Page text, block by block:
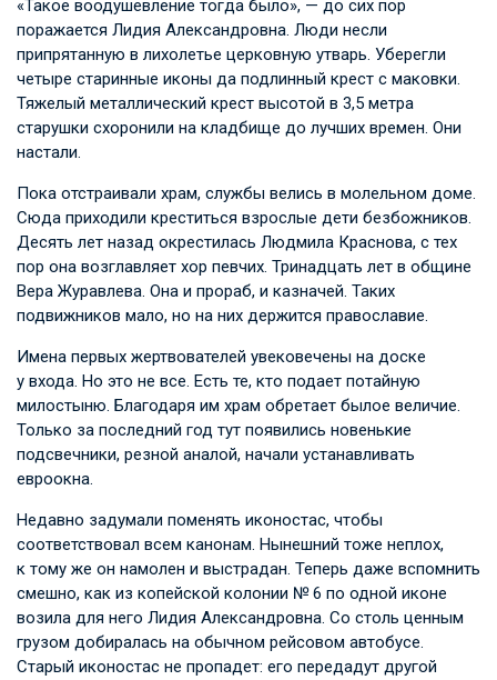
«Такое воодушевление тогда было», — до сих пор
поражается Лидия Александровна. Люди несли
припрятанную в лихолетье церковную утварь. Уберегли
четыре старинные иконы да подлинный крест с маковки.
Тяжелый металлический крест высотой в 3,5 метра
старушки схоронили на кладбище до лучших времен. Они
настали.
Пока отстраивали храм, службы велись в молельном доме.
Сюда приходили креститься взрослые дети безбожников.
Десять лет назад окрестилась Людмила Краснова, с тех
пор она возглавляет хор певчих. Тринадцать лет в общине
Вера Журавлева. Она и прораб, и казначей. Таких
подвижников мало, но на них держится православие.
Имена первых жертвователей увековечены на доске
у входа. Но это не все. Есть те, кто подает потайную
милостыню. Благодаря им храм обретает былое величие.
Только за последний год тут появились новенькие
подсвечники, резной аналой, начали устанавливать
евроокна.
Недавно задумали поменять иконостас, чтобы
соответствовал всем канонам. Нынешний тоже неплох,
к тому же он намолен и выстрадан. Теперь даже вспомнить
смешно, как из копейской колонии № 6 по одной иконе
возила для него Лидия Александровна. Со столь ценным
грузом добиралась на обычном рейсовом автобусе.
Старый иконостас не пропадет: его передадут другой